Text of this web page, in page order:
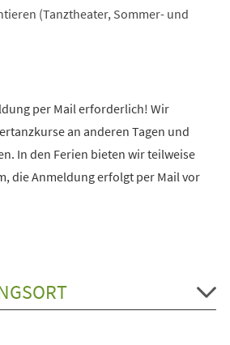
(Tanztheater, Sommer- und
per Mail erforderlich! Wir
an anderen Tagen und
In den Ferien bieten wir teilweise
die Anmeldung erfolgt per Mail vor